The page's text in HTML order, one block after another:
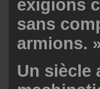
exigions
sans
armions.
Un siècle